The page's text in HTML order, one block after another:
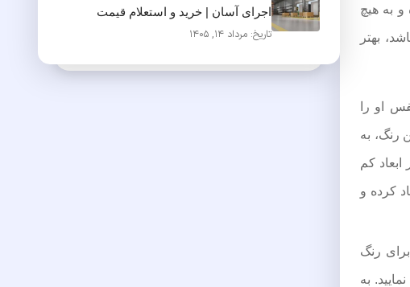
به هیچ
بهتر
او را
رنگ، به
کم
کرده و
رنگ
به
اجرای آسان | خرید و استعلام قیمت
تاریخ: مرداد 14, 1405